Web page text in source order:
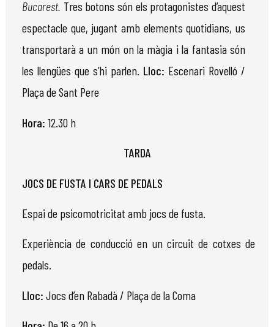
Bucarest. Tres botons són els protagonistes d’aquest
espectacle que, jugant amb elements quotidians, us
transportarà a un món on la màgia i la fantasia són
les llengües que s’hi parlen. Lloc: Escenari Rovelló /
Plaça de Sant Pere
Hora: 12.30 h
TARDA
JOCS DE FUSTA I CARS DE PEDALS
Espai de psicomotricitat amb jocs de fusta.
Experiència de conducció en un circuit de cotxes de
pedals.
Lloc: Jocs d’en Rabadà / Plaça de la Coma